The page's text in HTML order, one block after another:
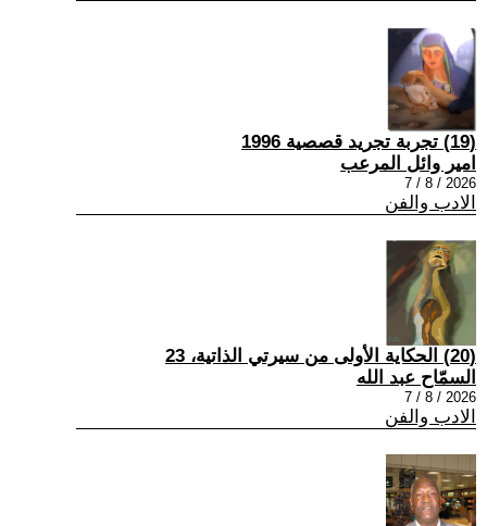
(19) تجربة تجريد قصصية 1996
امير وائل المرعب
2026 / 8 / 7
الادب والفن
(20) الحكاية الأولى من سيرتي الذاتية، 23
السمّاح عبد الله
2026 / 8 / 7
الادب والفن